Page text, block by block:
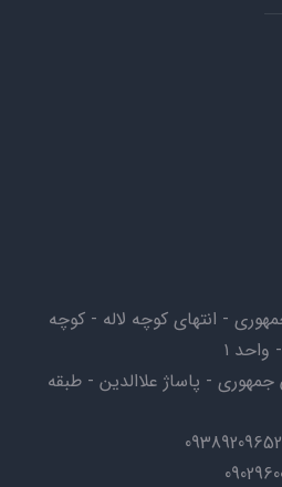
- انتهای کوچه لاله - کوچه
جمهوری - پاساژ علاالدین - طبقه
09389209652